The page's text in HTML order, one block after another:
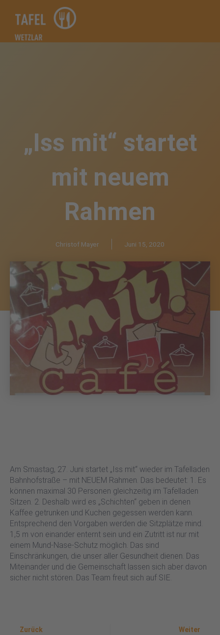
springen
„Iss mit“ startet
mit neuem
Rahmen
Christof Mayer Juni 15, 2020
Am Smastag, 27. Juni startet „Iss mit“ wieder im Tafelladen
Bahnhofstraße – mit NEUEM Rahmen. Das bedeutet: 1. Es
können maximal 30 Personen gleichzeitig im Tafelladen
Sitzen. 2. Deshalb wird es „Schichten“ geben in denen
Kaffee getrunken und Kuchen gegessen werden kann.
Entsprechend den Vorgaben werden die Sitzplätze mind.
1,5 m von einander enternt sein und ein Zutritt ist nur mit
einem Mund-Nase-Schutz möglich. Das sind
Einschränkungen, die unser aller Gesundheit dienen. Das
Miteinander und die Gemeinschaft lassen sich aber davon
sicher nicht stören. Das Team freut sich auf SIE.
Zurück Weiter